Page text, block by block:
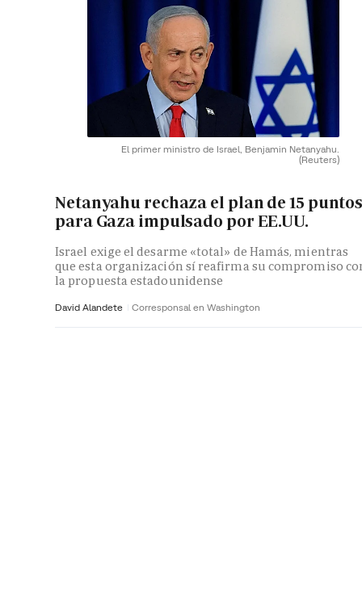
El primer ministro de Israel, Benjamin Netanyahu.
(Reuters)
Netanyahu rechaza el plan de 15
para Gaza impulsado por EE.UU.
Israel exige el desarme «total» de Hamás, mientras
que esta organización sí reafirma su compromiso
la propuesta estadounidense
David Alandete Corresponsal en Washington